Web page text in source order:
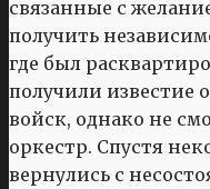
связанные с
получить
где был
получили известие
войск, однако не
оркестр. Спустя
вернулись с